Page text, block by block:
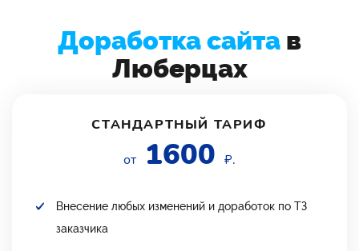
Доработка сайта в
Люберцах
СТАНДАРТНЫЙ ТАРИФ
от 1600 ₽.
Внесение любых изменений и доработок по ТЗ
заказчика